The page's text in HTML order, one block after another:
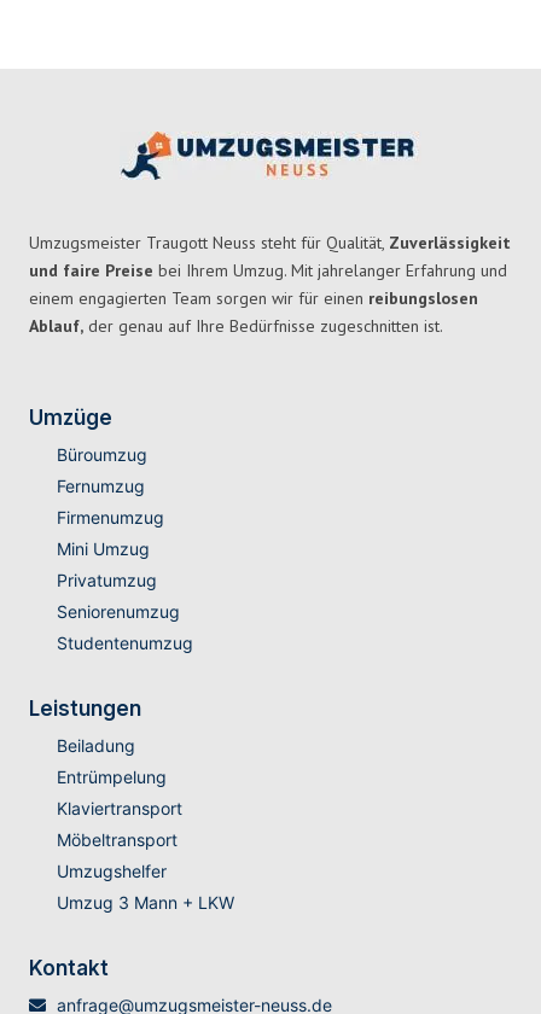
Umzugsmeister Traugott Neuss steht für Qualität, Zuverlässigkeit
und faire Preise bei Ihrem Umzug. Mit jahrelanger Erfahrung und
einem engagierten Team sorgen wir für einen reibungslosen
Ablauf, der genau auf Ihre Bedürfnisse zugeschnitten ist.
Umzüge
Büroumzug
Fernumzug
Firmenumzug
Mini Umzug
Privatumzug
Seniorenumzug
Studentenumzug
Leistungen
Beiladung
Entrümpelung
Klaviertransport
Möbeltransport
Umzugshelfer
Umzug 3 Mann + LKW
Kontakt
anfrage@umzugsmeister-neuss.de